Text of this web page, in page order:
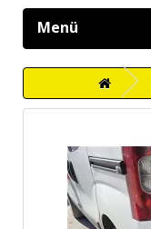
Menü